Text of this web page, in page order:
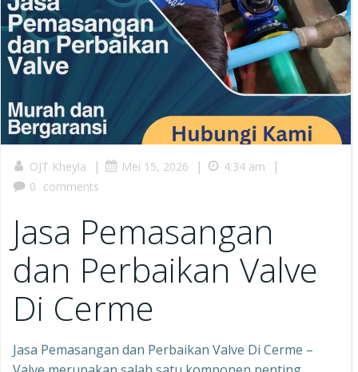
OJT Kheyla | Mei 15, 2026 | 4:34 am |
0 comments
Jasa Pemasangan
dan Perbaikan Valve
Di Cerme
Jasa Pemasangan dan Perbaikan Valve Di Cerme –